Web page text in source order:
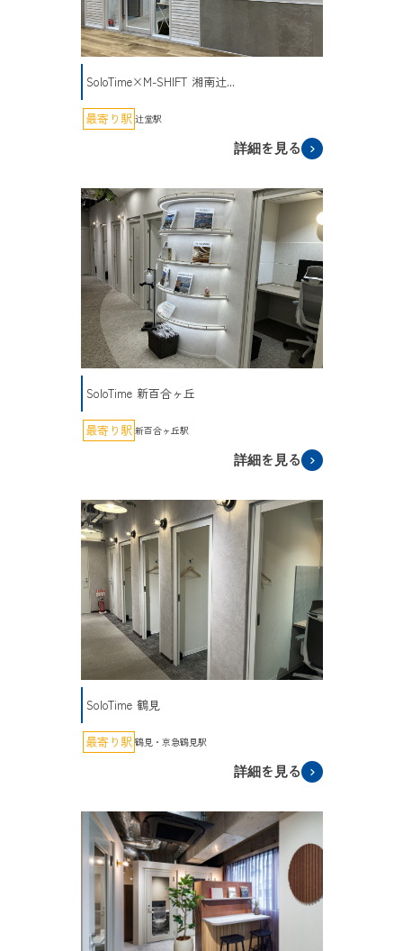
SoloTime×M-SHIFT 湘南辻...
最寄り駅 辻堂駅
詳細を見る
SoloTime 新百合ヶ丘
最寄り駅 新百合ヶ丘駅
詳細を見る
SoloTime 鶴見
最寄り駅 鶴見・京急鶴見駅
詳細を見る